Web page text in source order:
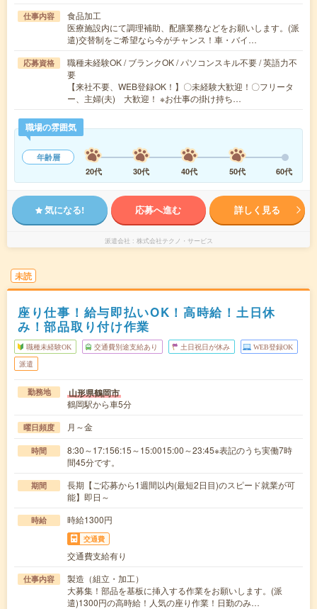
仕事内容
食品加工
医療施設内にて調理補助、配膳業務などをお願いします。(派
遣)交替制をご希望なら今がチャンス！車・バイ…
応募資格
職種未経験OK / ブランクOK / パソコンスキル不要 / 英語力不
要
【来社不要、WEB登録OK！】〇未経験大歓迎！〇フリータ
ー、主婦(夫) 大歓迎！ ※お仕事の掛け持ち…
職場の雰囲気
年齢層
20代
30代 40代 50代 60代
気になる! 応募へ進む 詳しく見る
派遣会社 株式会社テクノ・サービス
未読
座り仕事！給与即払いOK！高時給！土日休
み！部品取り付け作業
職種未経験OK 交通費別途支給あり 土日祝日が休み WEB登録OK
派遣
勤務地 山形県鶴岡市
鶴岡駅から車5分
曜日頻度 月～金
時間
8:30～17:156:15～15:0015:00～23:45※表記のうち実働7時
間45分です。
期間
長期【ご応募から1週間以内(最短2日目)のスピード就業が可
能】即日～
時給 時給1300円
交通費
交通費支給有り
仕事内容
製造（組立・加工）
大募集！部品を基板に挿入する作業をお願いします。(派
遣)1300円の高時給！人気の座り作業！日勤のみ…